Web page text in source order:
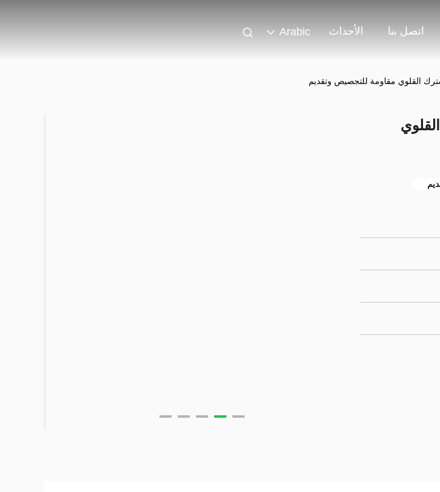
اتصل بنا الأحداث Arabic
القلوي مقاومة للتجصيص وتقديم